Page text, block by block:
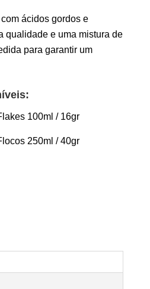
ácidos gordos e
qualidade e uma mistura de
para garantir um
100ml / 16gr
250ml / 40gr